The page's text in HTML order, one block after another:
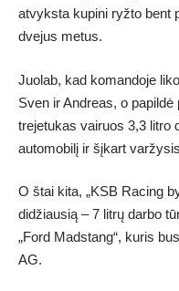
atvyksta kupini ryžto bent
dvejus metus.
Juolab, kad komandoje
Sven ir Andreas, o
trejetukas vairuos 3,3 litro
automobilį ir šįkart
O štai kita, „KSB Racing
didžiausią – 7 litrų darbo
„Ford Madstang“, kuris
AG.